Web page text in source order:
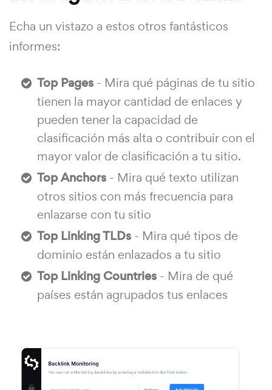
Echa un vistazo a estos otros fantásticos
informes:
Top Pages - Mira qué páginas de tu sitio
tienen la mayor cantidad de enlaces y
pueden tener la capacidad de
clasificación más alta o contribuir con el
mayor valor de clasificación a tu sitio.
Top Anchors - Mira qué texto utilizan
otros sitios con más frecuencia para
enlazarse con tu sitio
Top Linking TLDs - Mira qué tipos de
dominio están enlazados a tu sitio
Top Linking Countries - Mira de qué
países están agrupados tus enlaces